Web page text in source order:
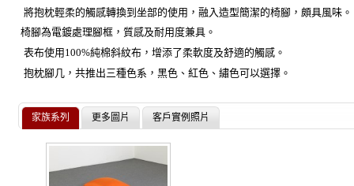
將抱枕輕柔的觸感轉換到坐部的使用，融入造型簡潔的椅腳，頗具風味。
椅腳為電鍍處理腳框，質感及耐用度兼具。
表布使用100%純棉斜紋布，增添了柔軟度及舒適的觸感。
抱枕腳几，共推出三種色系，黑色、紅色、繡色可以選擇。
家族系列 更多圖片 客戶實例照片